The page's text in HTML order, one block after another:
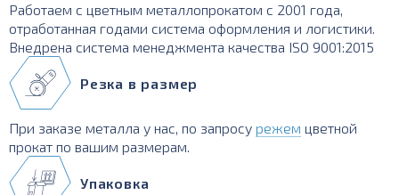
Работаем с цветным металлопрокатом с 2001 года,
отработанная годами система оформления и логистики.
Внедрена система менеджмента качества ISO 9001:2015
Резка в размер
При заказе металла у нас, по запросу режем цветной
прокат по вашим размерам.
Упаковка